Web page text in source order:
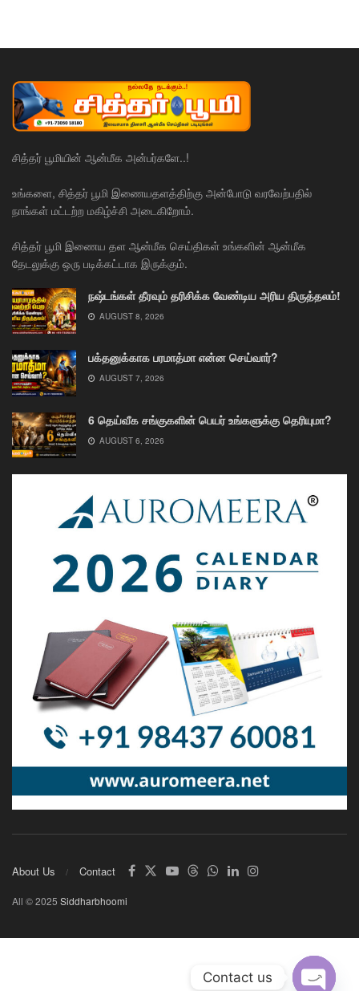
சித்தர் பூமியின் ஆன்மீக அன்பர்களே..!
உங்களை, சித்தர் பூமி இணையதளத்திற்கு அன்போடு வரவேற்பதில்
நாங்கள் மட்டற்ற மகிழ்ச்சி அடைகிறோம்.
சித்தர் பூமி இணைய தள ஆன்மீக செய்திகள் உங்களின் ஆன்மீக
தேடலுக்கு ஒரு படிக்கட்டாக இருக்கும்.
நஷ்டங்கள் தீரவும் தரிசிக்க வேண்டிய அரிய திருத்தலம்!
AUGUST 8, 2026
பக்தனுக்காக பரமாத்மா என்ன செய்வார்?
AUGUST 7, 2026
6 தெய்வீக சங்குகளின் பெயர் உங்களுக்கு தெரியுமா?
AUGUST 6, 2026
About Us Contact
All © 2025 Siddharbhoomi
Contact us